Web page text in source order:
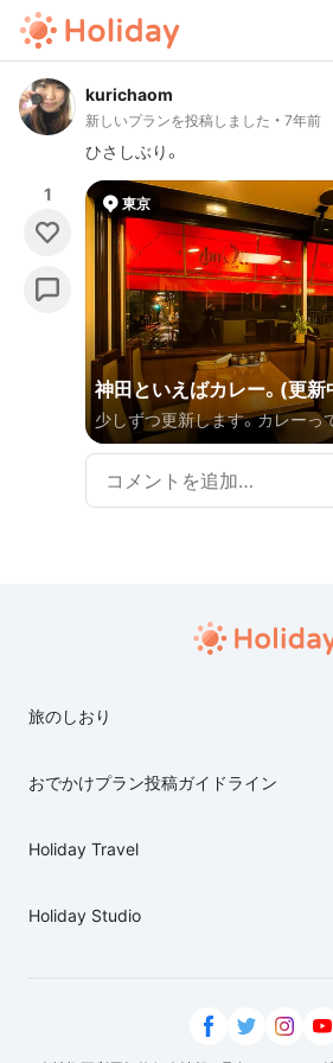
kurichaom
新しいプランを投稿しました 7年前
ひさしぶり。
1 東京
神田といえばカレー。(更新
少しずつ更新します。カレーっ
まーに外で食べたくなるよね。
が違うんだもん。三重奏、いや
京・神田近辺にある、インドカ
旅のしおり
おでかけプラン投稿ガイドライン
Holiday Travel
Holiday Studio